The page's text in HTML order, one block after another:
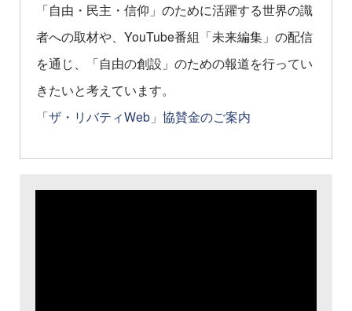
「自由・民主・信仰」のために活躍する世界の識
者への取材や、YouTube番組「未来編集」の配信
を通じ、「自由の創設」のための報道を行ってい
きたいと考えています。
「ザ・リバティWeb」協賛金のご案内